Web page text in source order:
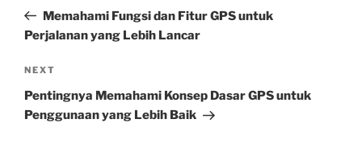
PostMemahami Fungsi dan Fitur GPS untuk
Perjalanan yang Lebih Lancar
Next
Post
NEXT
Pentingnya Memahami Konsep Dasar GPS untuk
Penggunaan yang Lebih Baik